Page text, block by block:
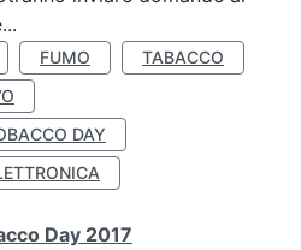
FUMO
TABACCO
DAY
Day 2017